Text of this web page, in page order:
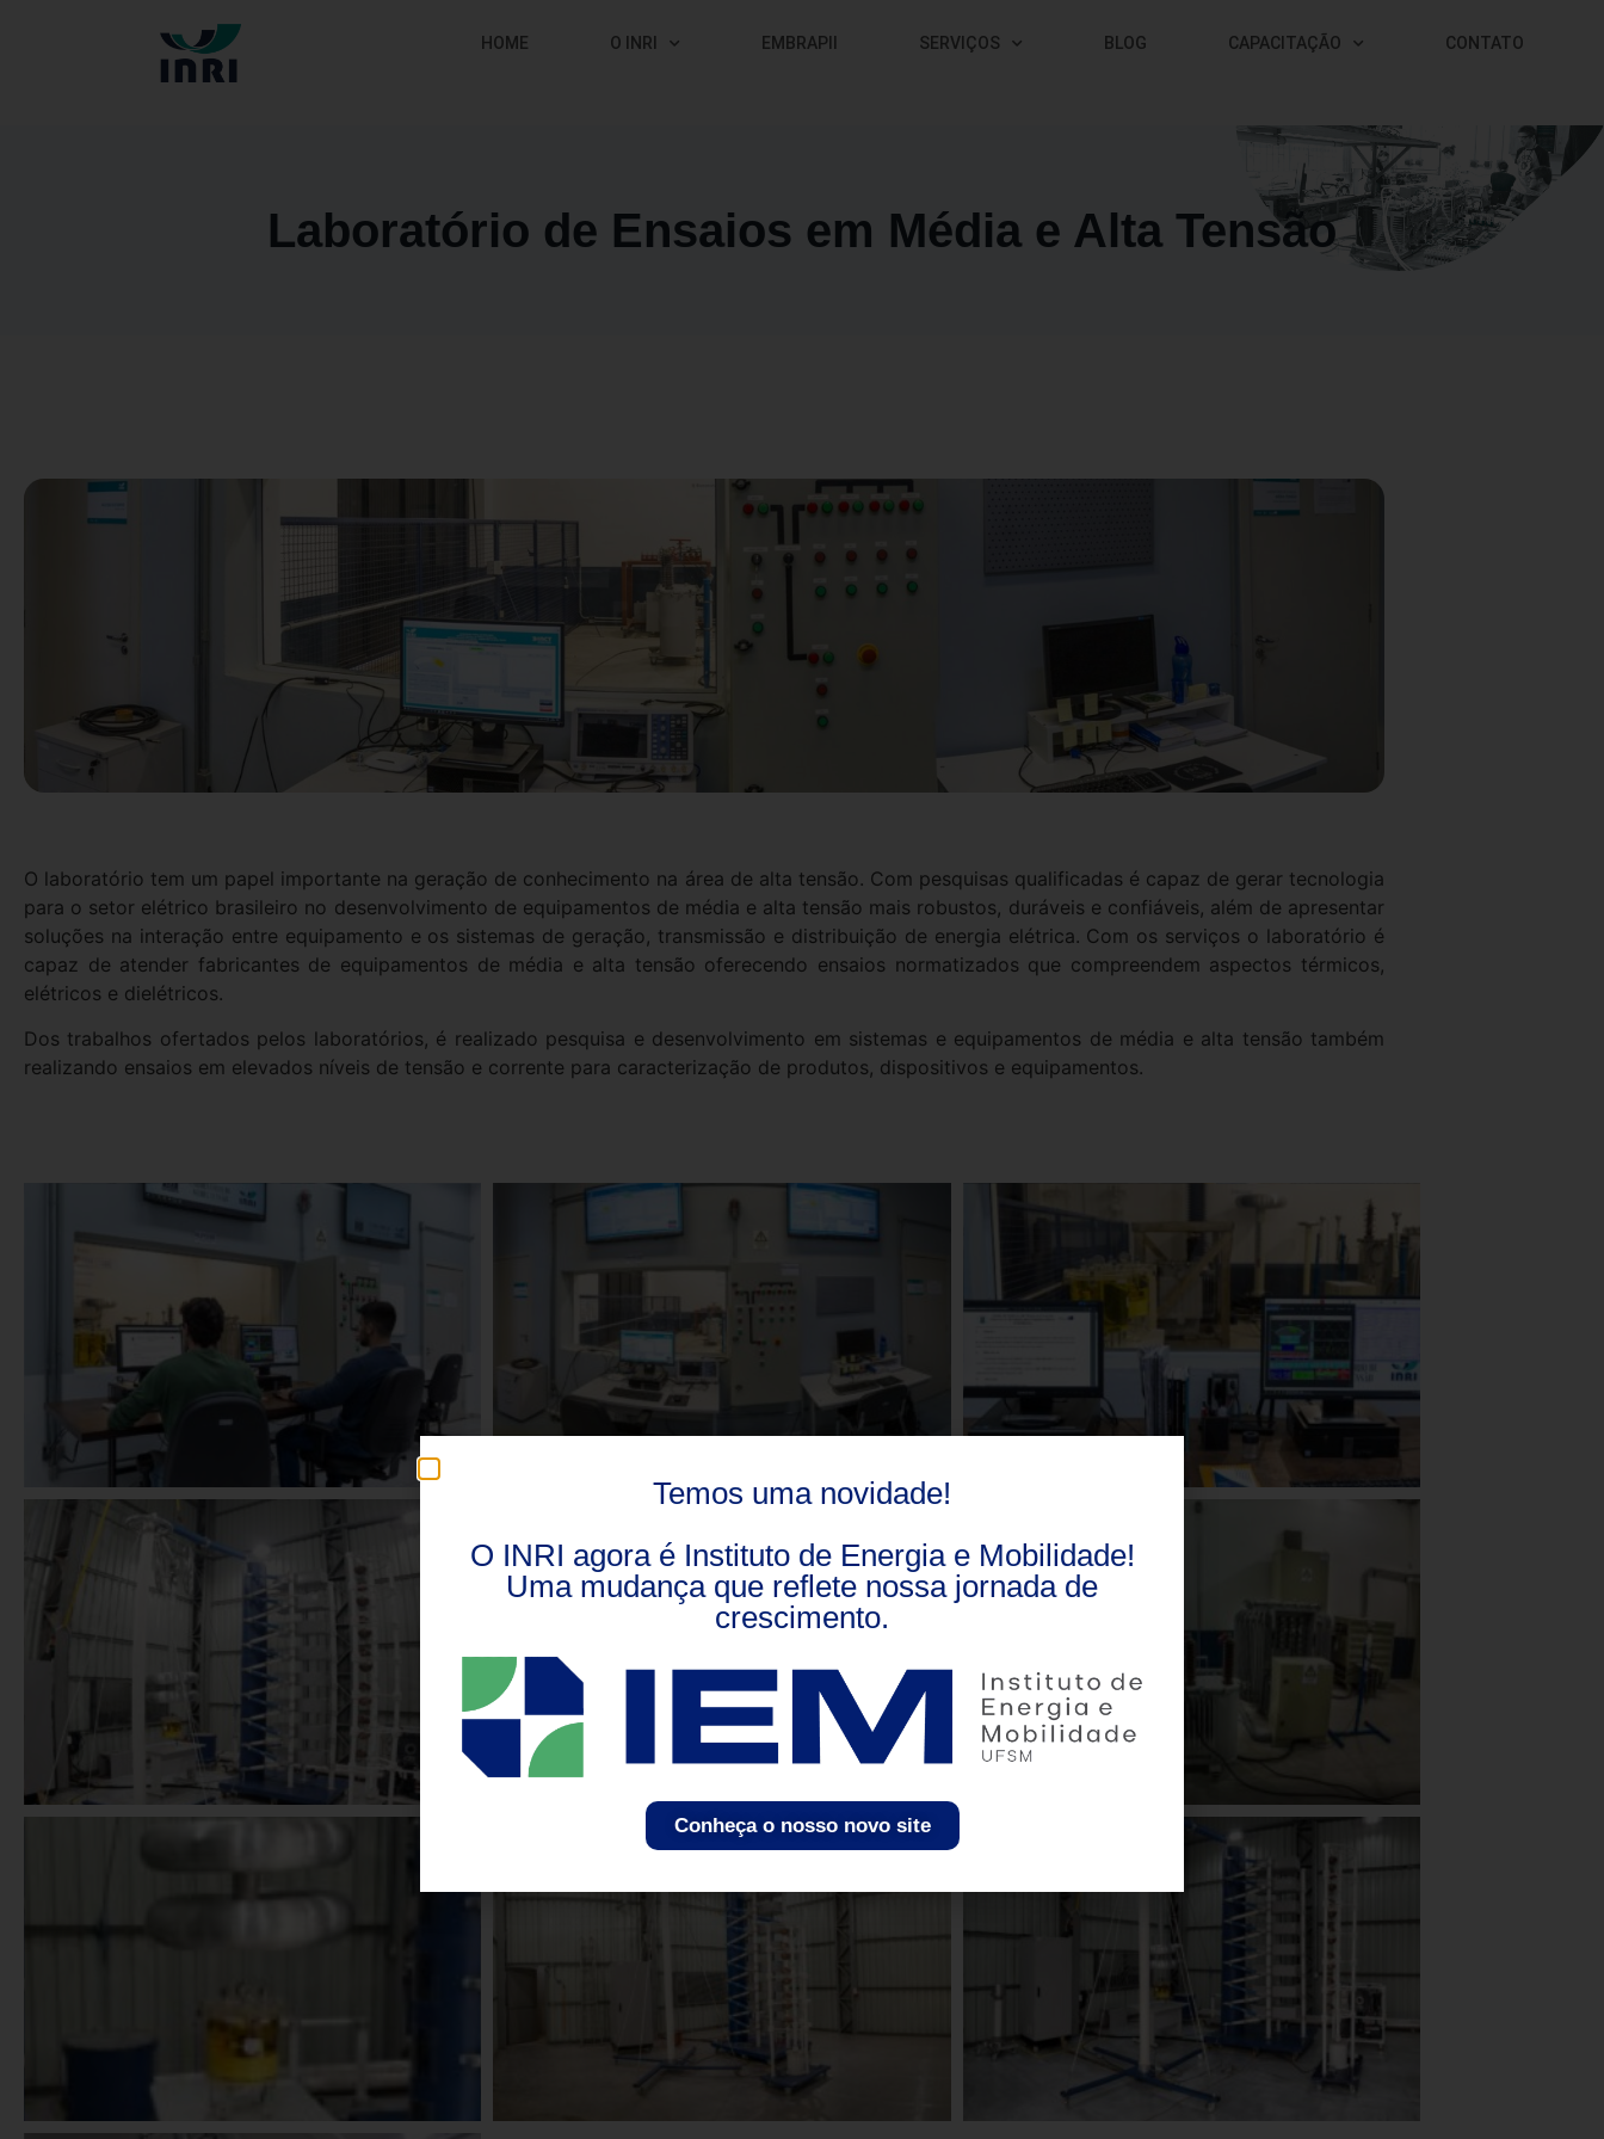
HOME O INRI EMBRAPII SERVIÇOS BLOG CAPACITAÇÃO CONTATO
Laboratório de Ensaios em Média e Alta Tensão
O laboratório tem um papel importante na geração de conhecimento na área de alta tensão. Com pesquisas qualificadas é capaz de gerar tecnologia
para o setor elétrico brasileiro no desenvolvimento de equipamentos de média e alta tensão mais robustos, duráveis e confiáveis, além de apresentar
soluções na interação entre equipamento e os sistemas de geração, transmissão e distribuição de energia elétrica. Com os serviços o laboratório é
capaz de atender fabricantes de equipamentos de média e alta tensão oferecendo ensaios normatizados que compreendem aspectos térmicos,
elétricos e dielétricos.
Dos trabalhos ofertados pelos laboratórios, é realizado pesquisa e desenvolvimento em sistemas e equipamentos de média e alta tensão também
realizando ensaios em elevados níveis de tensão e corrente para caracterização de produtos, dispositivos e equipamentos.
Temos uma novidade!
O INRI agora é Instituto de Energia e Mobilidade!
Uma mudança que reflete nossa jornada de
crescimento.
Conheça o nosso novo site